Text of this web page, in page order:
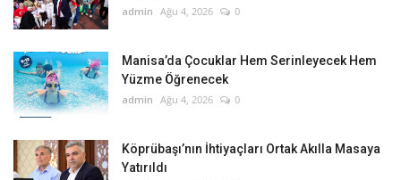
admin Ağu 4, 2026 0
Manisa’da Çocuklar Hem Serinleyecek Hem
Yüzme Öğrenecek
admin Ağu 4, 2026 0
Köprübaşı’nın İhtiyaçları Ortak Akılla Masaya
Yatırıldı